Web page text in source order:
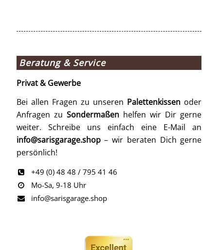
Beratung & Service
Privat & Gewerbe
Bei allen Fragen zu unseren Palettenkissen oder
Anfragen zu Sondermaßenhelfen wir Dir gerne
weiter. Schreibe uns einfach eine E-Mail an
info@sarisgarage.shop– wir beraten Dich gerne
persönlich!
+49 (0) 48 48 / 795 41 46
Mo-Sa, 9-18 Uhr
info@sarisgarage.shop